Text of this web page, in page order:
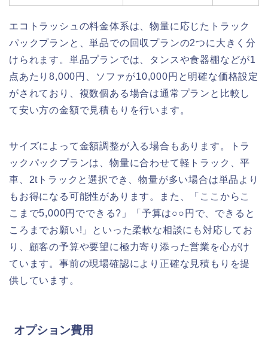
エコトラッシュの料金体系は、物量に応じたトラック
パックプランと、単品での回収プランの2つに大きく分
けられます。単品プランでは、タンスや食器棚などが1
点あたり8,000円、ソファが10,000円と明確な価格設定
がされており、複数個ある場合は通常プランと比較し
て安い方の金額で見積もりを行います。
サイズによって金額調整が入る場合もあります。トラ
ックパックプランは、物量に合わせて軽トラック、平
車、2tトラックと選択でき、物量が多い場合は単品より
もお得になる可能性があります。また、「ここからこ
こまで5,000円でできる?」「予算は○○円で、できると
ころまでお願い!」といった柔軟な相談にも対応してお
り、顧客の予算や要望に極力寄り添った営業を心がけ
ています。事前の現場確認により正確な見積もりを提
供しています。
オプション費用